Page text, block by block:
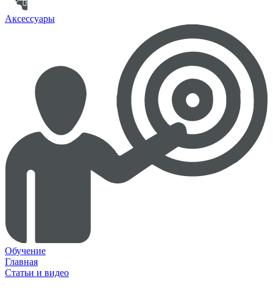
Аксессуары
Обучение
Главная
Статьи и видео